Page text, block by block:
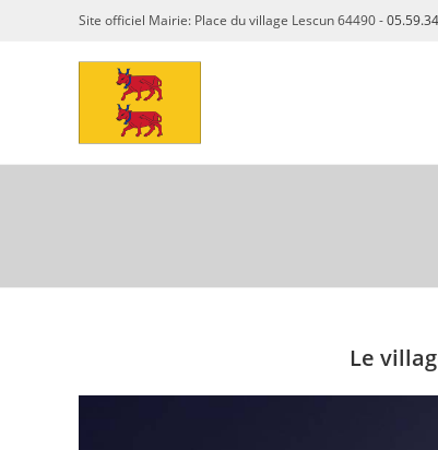
Site officiel Mairie: Place du village Lescun 64490 -
Le